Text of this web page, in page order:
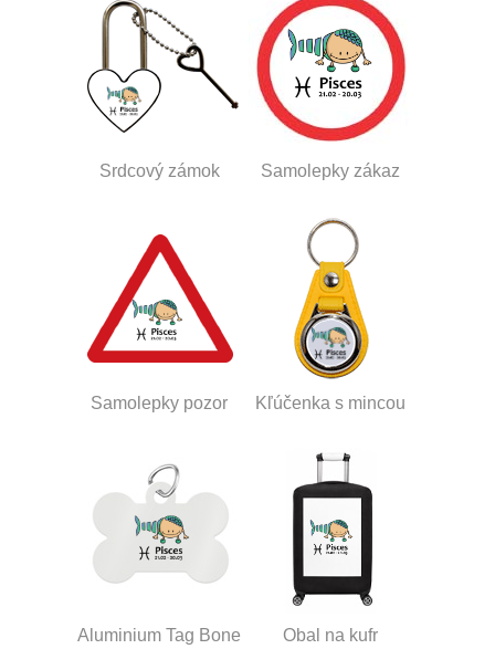
Srdcový zámok Samolepky zákaz
Samolepky pozor Kľúčenka s mincou
Aluminium Tag Bone Obal na kufr